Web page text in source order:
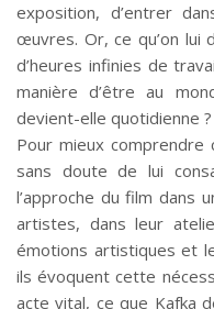
exposition, d’entrer
œuvres. Or, ce qu’on lui
d’heures infinies de
manière d’être au
devient-elle quotidienne ?
Pour mieux
sans doute de lui
l’approche du film dans
artistes, dans leur
émotions artistiques et
ils évoquent cette
acte vital, ce que Kafka